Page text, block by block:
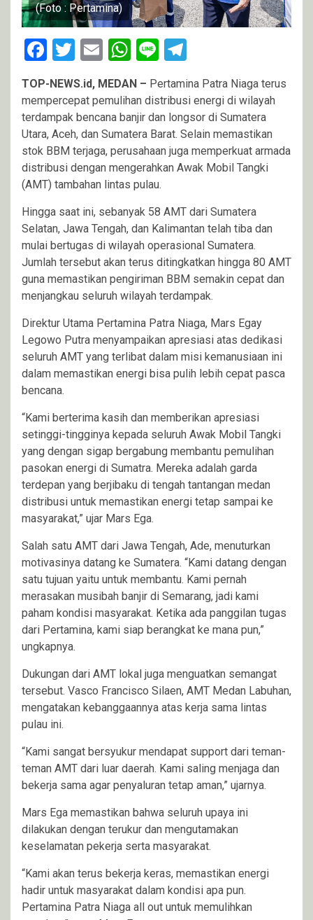
(Foto : Pertamina)
Facebook
Twitter
EmailWhatsApp
Line
TOP-NEWS.id, MEDAN – Pertamina Patra Niaga terus
mempercepat pemulihan distribusi energi di wilayah
terdampak bencana banjir dan longsor di Sumatera
Utara, Aceh, dan Sumatera Barat. Selain memastikan
stok BBM terjaga, perusahaan juga memperkuat armada
distribusi dengan mengerahkan Awak Mobil Tangki
(AMT) tambahan lintas pulau.
Hingga saat ini, sebanyak 58 AMT dari Sumatera
Selatan, Jawa Tengah, dan Kalimantan telah tiba dan
mulai bertugas di wilayah operasional Sumatera.
Jumlah tersebut akan terus ditingkatkan hingga 80 AMT
guna memastikan pengiriman BBM semakin cepat dan
menjangkau seluruh wilayah terdampak.
Direktur Utama Pertamina Patra Niaga, Mars Egay
Legowo Putra menyampaikan apresiasi atas dedikasi
seluruh AMT yang terlibat dalam misi kemanusiaan ini
dalam memastikan energi bisa pulih lebih cepat pasca
bencana.
“Kami berterima kasih dan memberikan apresiasi
setinggi-tingginya kepada seluruh Awak Mobil Tangki
yang dengan sigap bergabung membantu pemulihan
pasokan energi di Sumatra. Mereka adalah garda
terdepan yang berjibaku di tengah tantangan medan
distribusi untuk memastikan energi tetap sampai ke
masyarakat,” ujar Mars Ega.
Salah satu AMT dari Jawa Tengah, Ade, menuturkan
motivasinya datang ke Sumatera. “Kami datang dengan
satu tujuan yaitu untuk membantu. Kami pernah
merasakan musibah banjir di Semarang, jadi kami
paham kondisi masyarakat. Ketika ada panggilan tugas
dari Pertamina, kami siap berangkat ke mana pun,”
ungkapnya.
Dukungan dari AMT lokal juga menguatkan semangat
tersebut. Vasco Francisco Silaen, AMT Medan Labuhan,
mengatakan kebanggaannya atas kerja sama lintas
pulau ini.
“Kami sangat bersyukur mendapat support dari teman-
teman AMT dari luar daerah. Kami saling menjaga dan
bekerja sama agar penyaluran tetap aman,” ujarnya.
Mars Ega memastikan bahwa seluruh upaya ini
dilakukan dengan terukur dan mengutamakan
keselamatan pekerja serta masyarakat.
“Kami akan terus bekerja keras, memastikan energi
hadir untuk masyarakat dalam kondisi apa pun.
Pertamina Patra Niaga all out untuk memulihkan